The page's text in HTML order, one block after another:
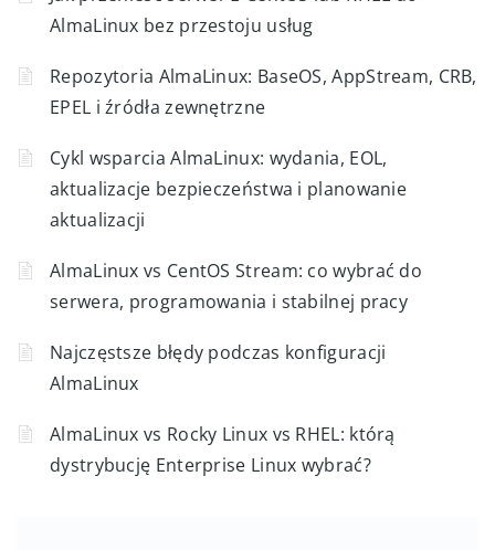
AlmaLinux bez przestoju usług
Repozytoria AlmaLinux: BaseOS, AppStream, CRB,
EPEL i źródła zewnętrzne
Cykl wsparcia AlmaLinux: wydania, EOL,
aktualizacje bezpieczeństwa i planowanie
aktualizacji
AlmaLinux vs CentOS Stream: co wybrać do
serwera, programowania i stabilnej pracy
Najczęstsze błędy podczas konfiguracji
AlmaLinux
AlmaLinux vs Rocky Linux vs RHEL: którą
dystrybucję Enterprise Linux wybrać?